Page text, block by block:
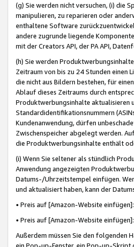
(g) Sie werden nicht versuchen, (i) die
manipulieren, zu reparieren oder
enthaltene Software
andere zugrunde liegende
mit der Creators API, der PA API,
(h) Sie werden
Zeitraum von bis zu 24 Stunden einen
die nicht aus Bildern bestehen, für
Ablauf dieses Zeitraums durch
Produktwerbungsinhalte aktualisieren
Standardidentifikationsnummern
Kundenanwendung, dürfen
Zwischenspeicher abgelegt werden.
die Produktwerbungsinhalte enthält
(i) Wenn Sie seltener als stündlich
Anwendung angezeigten
Datums-/Uhrzeitstempel einfügen.
und aktualisiert haben, kann der
• Preis auf [Amazon-Website
• Preis auf [Amazon-Website
Außerdem müssen Sie den folgenden
ein Pop-up-Fenster, ein Pop-up-